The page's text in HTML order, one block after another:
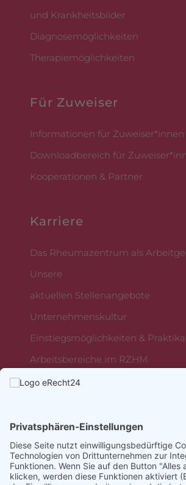
und Krankheitsbilder
Diagnosemöglichkeiten
Therapiemöglichkeiten
Für Zuweiser
Informationen für Zuweiser*innen
Downloadbereich für
Kooperationen & Partner
Karriere
Das Rheumazentrum als
Unsere
aktuellen Stellenangebote
Unternehmenskultur
Einstiegsmöglichkeiten & Praktika
Arbeitsbereiche im RZHM
Sebastian-Kneipp-Straße
35080 Bad Endbach
Diese Seite nutzt einwilligungsbedürftige
Technologien von Drittunternehmen zur
Funktionen. Wenn Sie auf den Button "Alles